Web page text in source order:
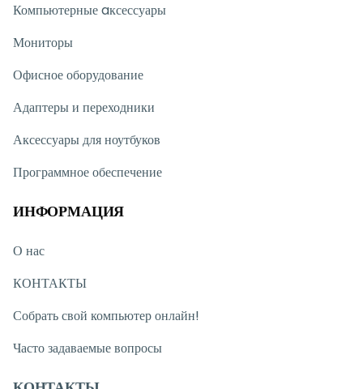
Компьютерные aксессуары
Мониторы
Офисное оборудование
Адаптеры и переходники
Аксессуары для ноутбуков
Программное обеспечение
ИНФОРМАЦИЯ
О нас
КОНТАКТЫ
Собрать свой компьютер онлайн!
Часто задаваемые вопросы